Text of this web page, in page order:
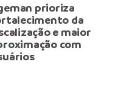
prioriza
da
e maior
com